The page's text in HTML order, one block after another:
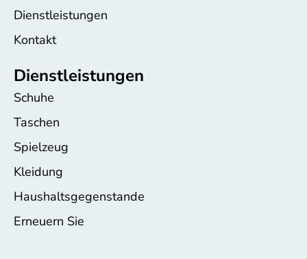
Dienstleistungen
Kontakt
Dienstleistungen
Schuhe
Taschen
Spielzeug
Kleidung
Haushaltsgegenstande
Erneuern Sie